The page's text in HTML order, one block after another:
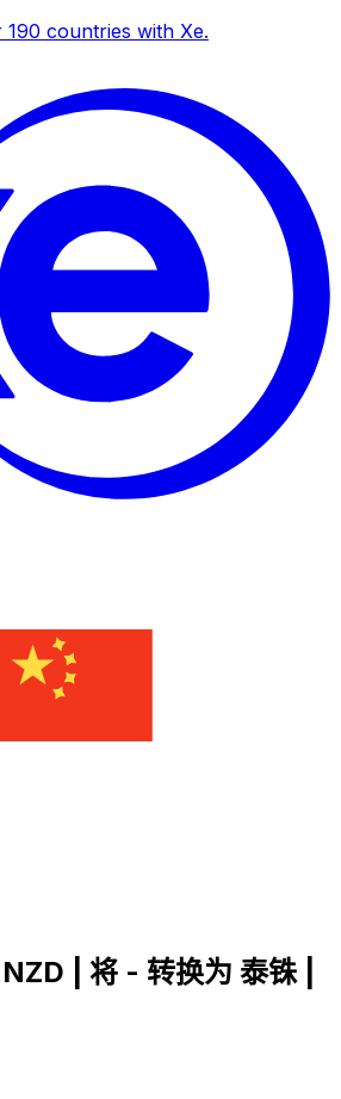
countries with Xe.
| 将 - 转换为 泰铢 |